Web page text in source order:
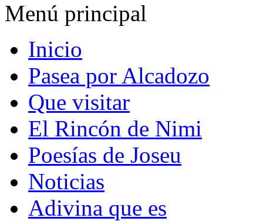
Menú principal
Inicio
Pasea por Alcadozo
Que visitar
El Rincón de Nimi
Poesías de Joseu
Noticias
Adivina que es